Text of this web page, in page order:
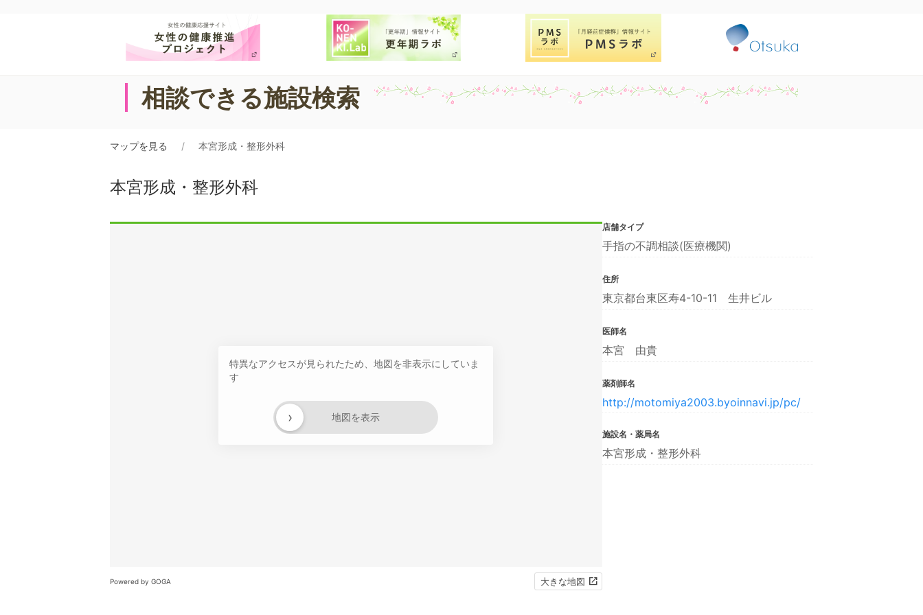
相談できる施設検索
マップを見る 本宮形成・整形外科
本宮形成・整形外科
特異なアクセスが見られたため、地図を非表示にしていま
す
地図を表示
›
Powered by GOGA 大きな地図
店舗タイプ
手指の不調相談(医療機関)
住所
東京都台東区寿4-10-11 生井ビル
医師名
本宮 由貴
薬剤師名
http://motomiya2003.byoinnavi.jp/pc/
施設名・薬局名
本宮形成・整形外科